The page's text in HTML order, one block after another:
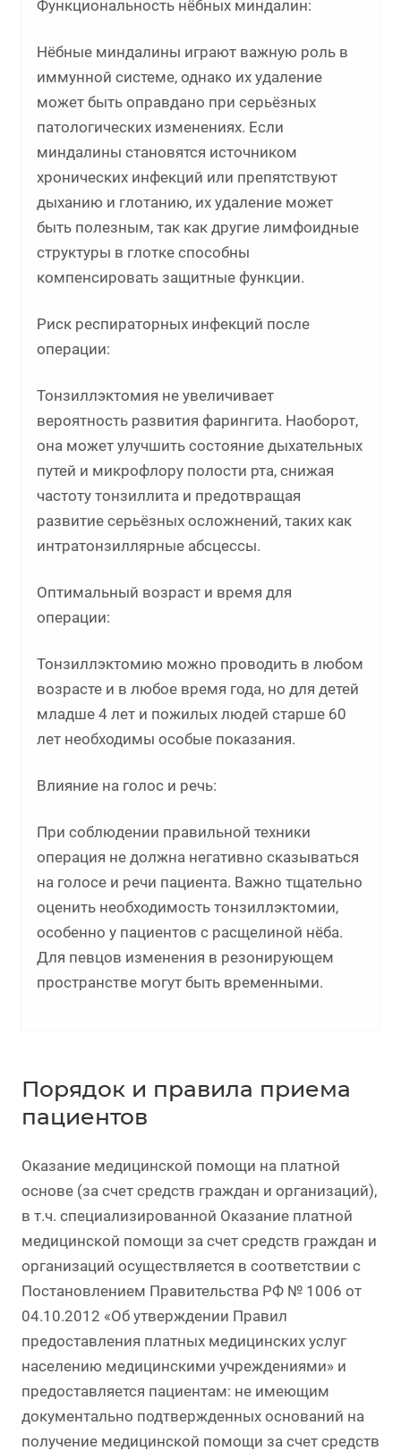
Функциональность нёбных миндалин:
Нёбные миндалины играют важную роль в
иммунной системе, однако их удаление
может быть оправдано при серьёзных
патологических изменениях. Если
миндалины становятся источником
хронических инфекций или препятствуют
дыханию и глотанию, их удаление может
быть полезным, так как другие лимфоидные
структуры в глотке способны
компенсировать защитные функции.
Риск респираторных инфекций после
операции:
Тонзиллэктомия не увеличивает
вероятность развития фарингита. Наоборот,
она может улучшить состояние дыхательных
путей и микрофлору полости рта, снижая
частоту тонзиллита и предотвращая
развитие серьёзных осложнений, таких как
интратонзиллярные абсцессы.
Оптимальный возраст и время для
операции:
Тонзиллэктомию можно проводить в любом
возрасте и в любое время года, но для детей
младше 4 лет и пожилых людей старше 60
лет необходимы особые показания.
Влияние на голос и речь:
При соблюдении правильной техники
операция не должна негативно сказываться
на голосе и речи пациента. Важно тщательно
оценить необходимость тонзиллэктомии,
особенно у пациентов с расщелиной нёба.
Для певцов изменения в резонирующем
пространстве могут быть временными.
Порядок и правила приема
пациентов
Оказание медицинской помощи на платной
основе (за счет средств граждан и организаций),
в т.ч. специализированной Оказание платной
медицинской помощи за счет средств граждан и
организаций осуществляется в соответствии с
Постановлением Правительства РФ № 1006 от
04.10.2012 «Об утверждении Правил
предоставления платных медицинских услуг
населению медицинскими учреждениями» и
предоставляется пациентам: не имеющим
документально подтвержденных оснований на
получение медицинской помощи за счет средств